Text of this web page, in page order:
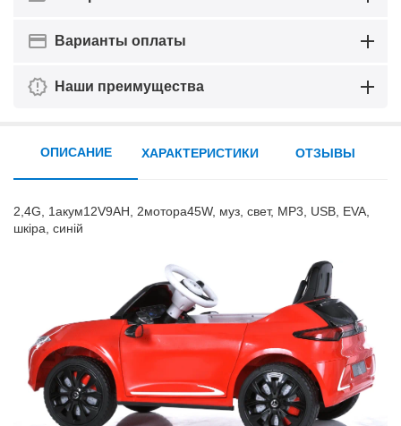
Варианты оплаты
Наши преимущества
ОПИСАНИЕ
2,4G, 1акум12V9AH, 2мотора45W, муз, свет, MP3, USB, EVA,
шкіра, синій
ХАРАКТЕРИСТИКИ ОТЗЫВЫ